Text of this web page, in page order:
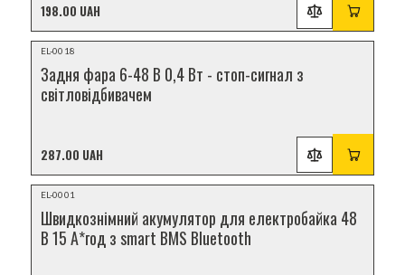
198.00 UAH
НОВИНКА
Відеоогляд
EL-0018
Задня фара 6-48 В 0,4 Вт - стоп-сигнал з
світловідбивачем
287.00 UAH
НОВИНКА
Відеоогляд
EL-0001
Швидкознімний акумулятор для електробайка 48
В 15 А*год з smart BMS Bluetooth